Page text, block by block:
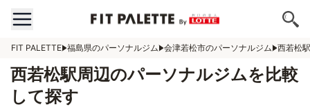
FIT PALETTE 福島県のパーソナルジム 会津若松市のパーソナルジム 西若松
西若松駅周辺のパーソナルジムを比較
して探す